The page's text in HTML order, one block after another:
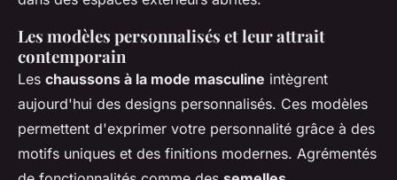
Les modèles personnalisés et leur attrait
contemporain
Les chaussons à la mode masculine intègrent
aujourd'hui des designs personnalisés. Ces modèles
permettent d'exprimer votre personnalité grâce à des
motifs uniques et des finitions modernes. Agrémentés